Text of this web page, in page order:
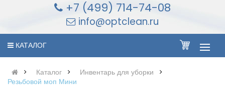
+7 (499) 714-74-08
info@optclean.ru
КАТАЛОГ
Каталог
Инвентарь для уборки
Резьбовой моп Мини